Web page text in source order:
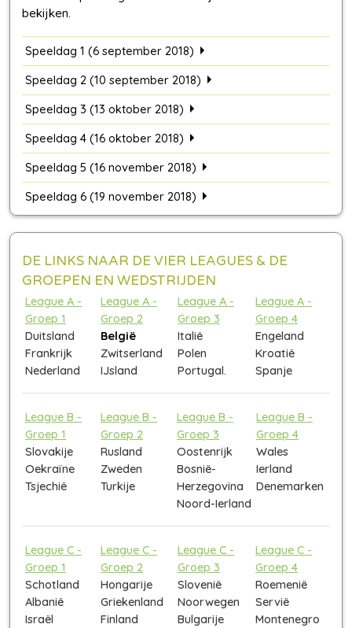
Speeldag 1 (6 september 2018)
Speeldag 2 (10 september 2018)
Speeldag 3 (13 oktober 2018)
Speeldag 4 (16 oktober 2018)
Speeldag 5 (16 november 2018)
Speeldag 6 (19 november 2018)
DE LINKS NAAR DE VIER LEAGUES & DE
GROEPEN EN WEDSTRIJDEN
League A -
Groep 1
Duitsland
Frankrijk
Nederland
League A -
Groep 2
België
Zwitserland
IJsland
League A -
Groep 3
Italië
Polen
Portugal.
League A -
Groep 4
Engeland
Kroatië
Spanje
League B -
Groep 1
Slovakije
Oekraïne
Tsjechië
League B -
Groep 2
Rusland
Zweden
Turkije
League B -
Groep 3
Oostenrijk
Bosnië-
Herzegovina
Noord-Ierland
League B -
Groep 4
Wales
Ierland
Denemarken
League C -
Groep 1
Schotland
Albanië
Israël
League C -
Groep 2
Hongarije
Griekenland
Finland
League C -
Groep 3
Slovenië
Noorwegen
Bulgarije
League C -
Groep 4
Roemenië
Servië
Montenegro